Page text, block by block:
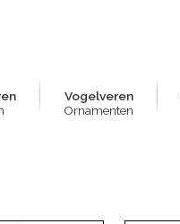
en
Vogelveren
Ornamenten